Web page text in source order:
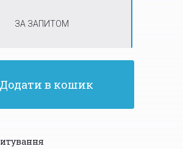
ЗА ЗАПИТОМ
Додати в кошик